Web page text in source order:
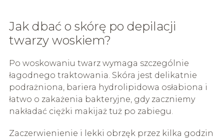
Jak dbać o skórę po depilacji
twarzy woskiem?
Po woskowaniu twarz wymaga szczególnie
łagodnego traktowania. Skóra jest delikatnie
podrażniona, bariera hydrolipidowa osłabiona i
łatwo o zakażenia bakteryjne, gdy zaczniemy
nakładać ciężki makijaż tuż po zabiegu.
Zaczerwienienie i lekki obrzęk przez kilka godzin